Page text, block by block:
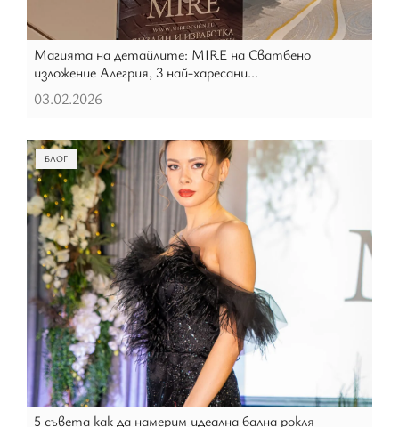
Магията на детайлите: MIRE на Сватбено
изложение Алегрия, 3 най-харесани...
03.02.2026
БЛОГ
5 съвета как да намерим идеална бална рокля